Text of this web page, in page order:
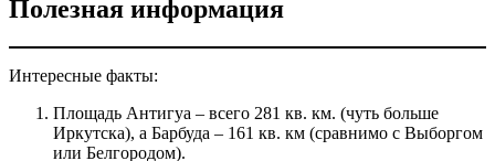
Полезная информация
Интересные факты:
Площадь Антигуа – всего 281 кв. км. (чуть больше
Иркутска), а Барбуда – 161 кв. км (сравнимо с Выборгом
или Белгородом).